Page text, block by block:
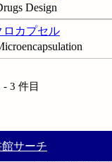
Design
ロカプセル
- 3 件目
サーチ